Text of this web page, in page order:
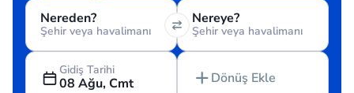
Nereden?
Şehir veya havalimanı
Nereye?
Şehir veya havalimanı
Gidiş Tarihi
08 Ağu, Cmt Dönüş Ekle